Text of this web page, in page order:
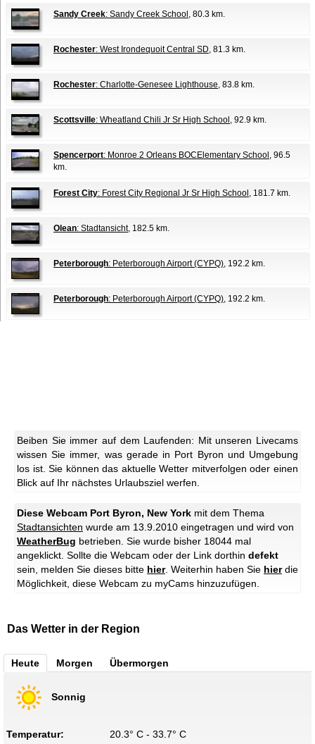
Sandy Creek: Sandy Creek School , 80.3 km.
Rochester: West Irondequoit Central SD, 81.3 km.
Rochester: Charlotte-Genesee Lighthouse, 83.8 km.
Scottsville: Wheatland Chili Jr Sr High School , 92.9 km.
Spencerport: Monroe 2 Orleans BOCElementary School , 96.5
km.
Forest City: Forest City Regional Jr Sr High School , 181.7 km.
Olean: Stadtansicht, 182.5 km.
Peterborough: Peterborough Airport (CYPQ), 192.2 km.
Peterborough: Peterborough Airport (CYPQ), 192.2 km.
Beiben Sie immer auf dem Laufenden: Mit unseren Livecams
wissen Sie immer, was gerade in Port Byron und Umgebung
los ist. Sie können das aktuelle Wetter mitverfolgen oder einen
Blick auf Ihr nächstes Urlaubsziel werfen.
Diese Webcam Port Byron, New York mit dem Thema
Stadtansichten wurde am 13.9.2010 eingetragen und wird von
WeatherBug betrieben. Sie wurde bisher 18044 mal
angeklickt. Sollte die Webcam oder der Link dorthin defekt
sein, melden Sie dieses bitte hier. Weiterhin haben Sie hierdie
Möglichkeit, diese Webcam zu myCams hinzuzufügen.
Das Wetter in der Region
Heute Morgen Übermorgen
Sonnig
Temperatur:
20.3° C - 33.7° C